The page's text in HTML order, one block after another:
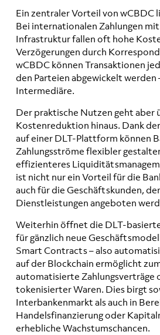
Ein zentraler Vorteil von wCBDC
Bei internationalen Zahlungen
Infrastruktur fallen oft hohe
Verzögerungen durch
wCBDC können Transaktionen
den Parteien abgewickelt werden
Intermediäre.
Der praktische Nutzen geht aber
Kostenreduktion hinaus. Dank
auf einer DLT-Plattform können
Zahlungsströme flexibler
effizienteres
ist nicht nur ein Vorteil für die
auch für die Geschäftskunden,
Dienstleistungen angeboten
Weiterhin öffnet die DLT-
für gänzlich neue
Smart Contracts – also
auf der Blockchain ermöglicht
automatisierte Zahlungsverträge
tokenisierter Waren. Dies birgt
Interbankenmarkt als auch in
Handelsfinanzierung oder
erhebliche Wachstumschancen.